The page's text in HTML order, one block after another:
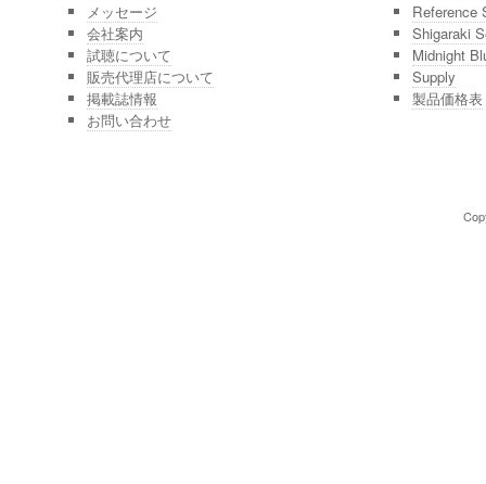
メッセージ
会社案内
試聴について
販売代理店について
掲載誌情報
お問い合わせ
Reference
Shigaraki
Midnight
Supply
製品価格表